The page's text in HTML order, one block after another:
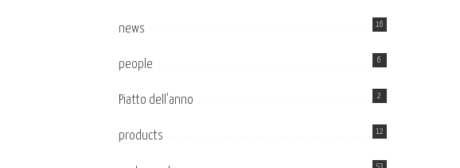
news 16
people 6
Piatto dell’anno 2
products 12